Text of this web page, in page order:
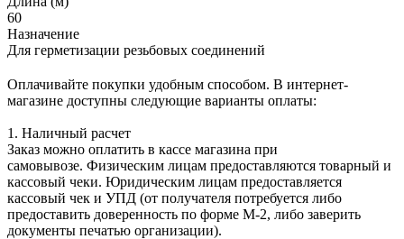
60
Назначение
Для герметизации резьбовых соединений
Оплачивайте покупки удобным способом. В интернет-
магазине доступны следующие варианты оплаты:
1. Наличный расчет
Заказ можно оплатить в кассе магазина при
самовывозе. Физическим лицам предоставляются товарный и
кассовый чеки. Юридическим лицам предоставляется
кассовый чек и УПД (от получателя потребуется либо
предоставить доверенность по форме М-2, либо заверить
документы печатью организации).